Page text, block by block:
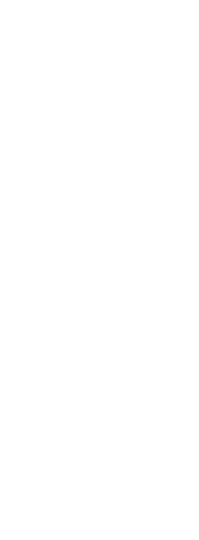
por compra mínima de S/60